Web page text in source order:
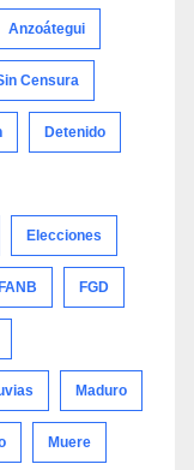
Anzoátegui
Censura
Detenido
Elecciones
FANB FGD
Maduro
Muere